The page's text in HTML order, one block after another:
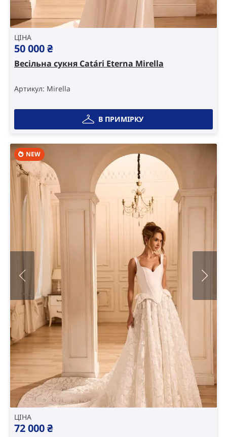
ЦІНА
50 000₴
Весільна сукня Catári Eterna Mirella
Артикул: Mirella
В ПРИМІРКУ
NEW
ЦІНА
72 000₴